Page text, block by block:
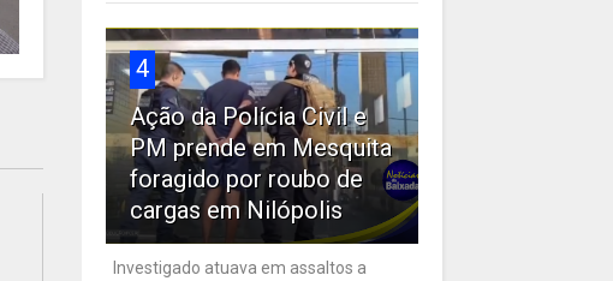
4
Ação da Polícia Civil e
PM prende em Mesquita
foragido por roubo de
cargas em Nilópolis
Investigado atuava em assaltos a